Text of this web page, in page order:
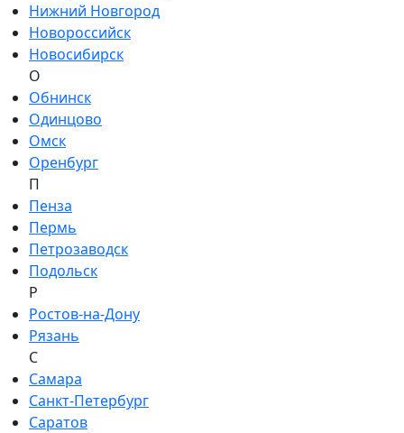
Нижний Новгород
Новороссийск
Новосибирск
О
Обнинск
Одинцово
Омск
Оренбург
П
Пенза
Пермь
Петрозаводск
Подольск
Р
Ростов-на-Дону
Рязань
С
Самара
Санкт-Петербург
Саратов